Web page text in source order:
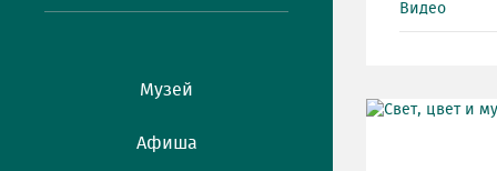
Музей
Афиша
Видео